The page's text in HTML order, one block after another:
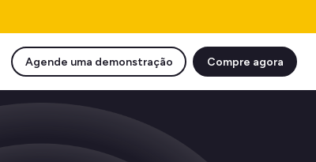
Agende uma demonstração Compre agora